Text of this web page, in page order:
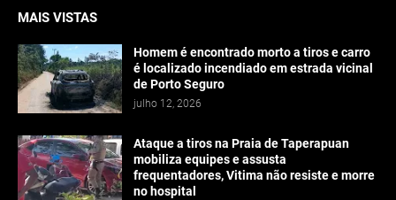
MAIS VISTAS
Homem é encontrado morto a tiros e carro
é localizado incendiado em estrada vicinal
de Porto Seguro
julho 12, 2026
Ataque a tiros na Praia de Taperapuan
mobiliza equipes e assusta
frequentadores, Vitima não resiste e morre
no hospital